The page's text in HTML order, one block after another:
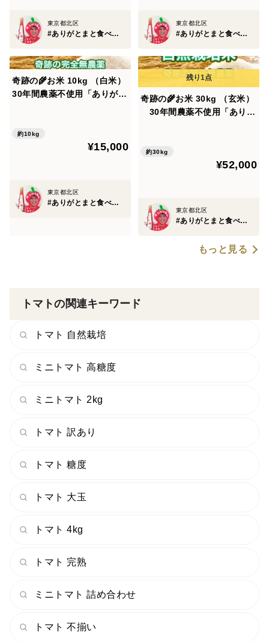
東京都北区
#ありがとまと食べチョク店
東京都北区
#ありがとまと食べチョク店
奇跡の🌾お米 10kg （白米）
30年間農薬不使用「ありがと
から育て、除草剤、殺虫剤、
化学肥料無使用（残りわず
約10kg
¥15,000
東京都北区
#ありがとまと食べチョク店
奇跡の🌾お米 30kg （玄米）
30年間農薬不使用「ありが
みから育て、除草剤、殺虫
剤、化学肥料無使用（令和7
約30kg
¥52,000
東京都北区
#ありがとまと食べチョク店
もっと見る
トマトの関連キーワード
トマト 自然栽培
ミニトマト 高糖度
ミニトマト 2kg
トマト 訳あり
トマト 糖度
トマト 大玉
トマト 4kg
トマト 完熟
ミニトマト 詰め合わせ
トマト 不揃い